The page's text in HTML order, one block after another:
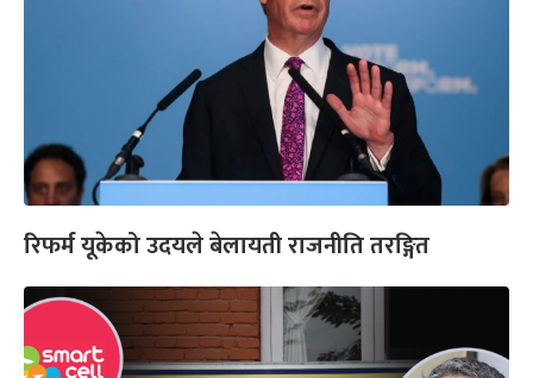
रिफर्म यूकेको उदयले बेलायती राजनीति तरङ्गित